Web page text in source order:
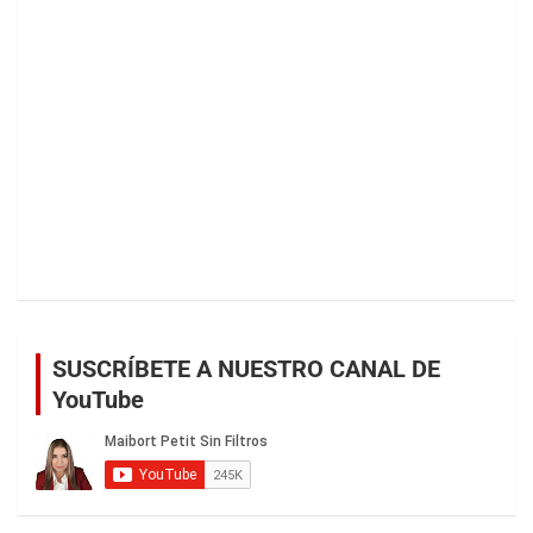
SUSCRÍBETE A NUESTRO CANAL DE
YouTube